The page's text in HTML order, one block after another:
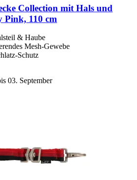
Collection mit Hals und
Pink, 110 cm
& Haube
Mesh-Gewebe
Schutz
03. September